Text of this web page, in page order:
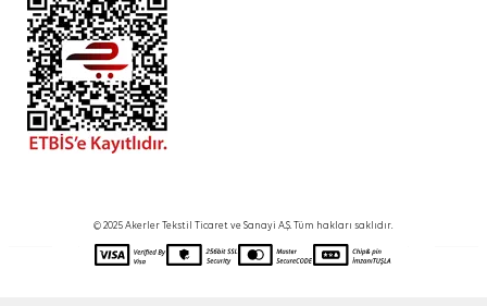
© 2025 Akerler Tekstil Ticaret ve Sanayi A.Ş. Tüm hakları saklıdır.